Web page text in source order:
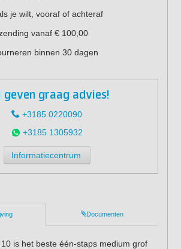
je wilt, vooraf of achteraf
vanaf € 100,00
binnen 30 dagen
geven graag advies!
+3185 0220090
+3185 1305932
Informatiecentrum
Documenten
is het beste één-staps medium grof